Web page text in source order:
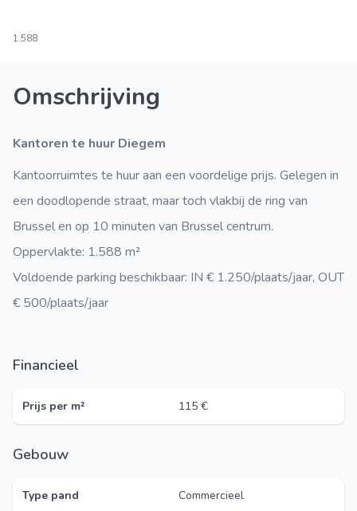
1.588
Omschrijving
Kantoren te huur Diegem
Kantoorruimtes te huur aan een voordelige prijs. Gelegen in
een doodlopende straat, maar toch vlakbij de ring van
Brussel en op 10 minuten van Brussel centrum.
Oppervlakte: 1.588 m²
Voldoende parking beschikbaar: IN € 1.250/plaats/jaar, OUT
€ 500/plaats/jaar
Financieel
Prijs per m² 115 €
Gebouw
Type pand
Commercieel